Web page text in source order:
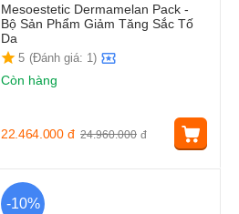
Mesoestetic Dermamelan Pack -
Bộ Sản Phẩm Giảm Tăng Sắc Tố
Da
5 (Đánh giá: 1)
Còn hàng
24.960.000 đ
22.464.000 đ
-10%